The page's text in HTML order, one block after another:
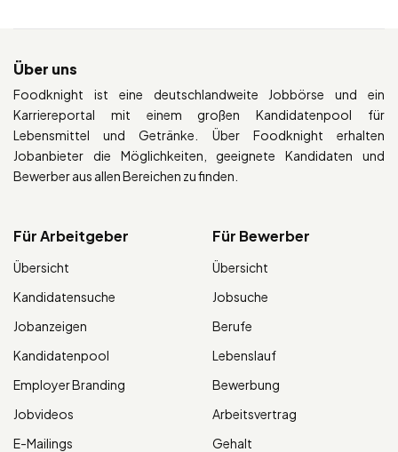
Über uns
Foodknight ist eine deutschlandweite Jobbörse und ein
Karriereportal mit einem großen Kandidatenpool für
Lebensmittel und Getränke. Über Foodknight erhalten
Jobanbieter die Möglichkeiten, geeignete Kandidaten und
Bewerber aus allen Bereichen zu finden.
Für Arbeitgeber
Übersicht
Kandidatensuche
Jobanzeigen
Kandidatenpool
Employer Branding
Jobvideos
E-Mailings
Für Bewerber
Übersicht
Jobsuche
Berufe
Lebenslauf
Bewerbung
Arbeitsvertrag
Gehalt